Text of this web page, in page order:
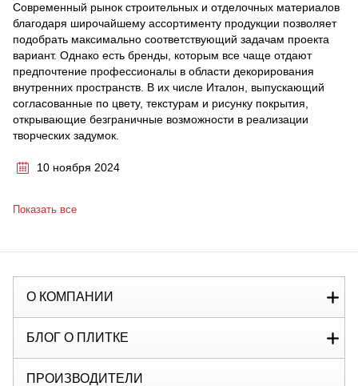
Современный рынок строительных и отделочных материалов
благодаря широчайшему ассортименту продукции позволяет
подобрать максимально соответствующий задачам проекта
вариант. Однако есть бренды, которым все чаще отдают
предпочтение профессионалы в области декорирования
внутренних пространств. В их числе Италон, выпускающий
согласованные по цвету, текстурам и рисунку покрытия,
открывающие безграничные возможности в реализации
творческих задумок.
10 ноября 2024
Показать все
О КОМПАНИИ
БЛОГ О ПЛИТКЕ
ПРОИЗВОДИТЕЛИ